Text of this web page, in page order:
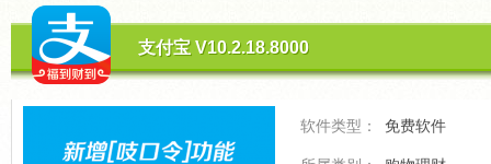
支付宝 V10.2.18.8000
软件类型： 免费软件